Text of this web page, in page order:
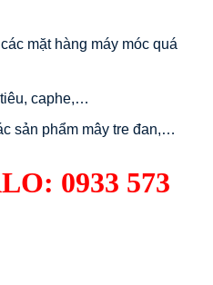
mặt hàng máy móc quá
caphe,…
sản phẩm mây tre đan,…
0933 573